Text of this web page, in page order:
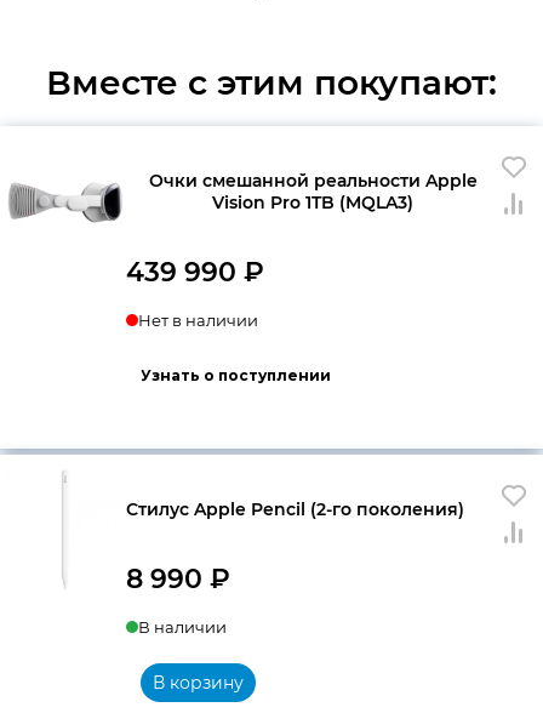
Вместе с этим покупают:
Очки смешанной реальности Apple
Vision Pro 1TB (MQLA3)
439 990 ₽
Нет в наличии
Узнать о поступлении
Стилус Apple Pencil (2-го поколения)
8 990 ₽
В наличии
В корзину